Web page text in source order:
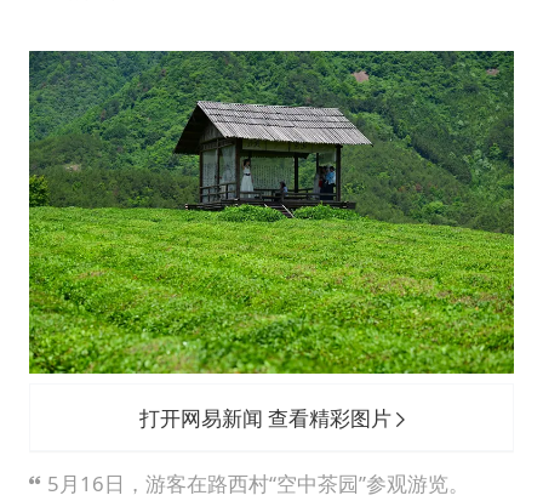
打开网易新闻 查看精彩图片
5月16日，游客在路西村“空中茶园”参观游览。